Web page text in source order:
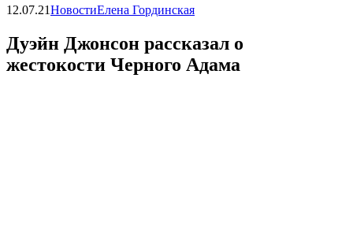
12.07.21НовостиЕлена Гординская
Дуэйн Джонсон рассказал о
жестокости Черного Адама